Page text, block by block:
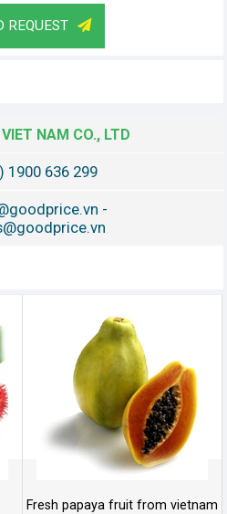
REQUEST
NAM CO., LTD
1900 636 299
-
Fresh papaya fruit from vietnam